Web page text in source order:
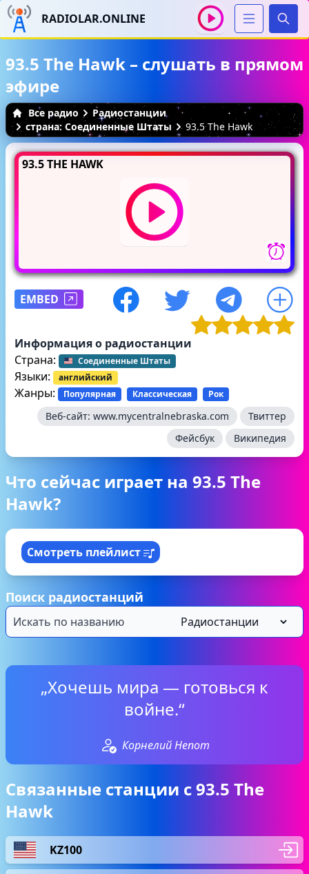
RADIOLAR.ONLINE
93.5 The Hawk – слушать в прямом
эфире
Все радио
Радиостанции
страна: Соединенные Штаты
93.5 The Hawk
93.5 THE HAWK
EMBED
Информация о радиостанции
Страна:
Соединенные Штаты
Языки: английский
Жанры: Популярная Классическая Рок
Веб-сайт: www.mycentralnebraska.com
Твиттер
Фейсбук
Википедия
Что сейчас играет на 93.5 The
Hawk?
Смотреть плейлист
Поиск радиостанций
„Хочешь мира — готовься к
войне.“
Корнелий Непот
Связанные станции с 93.5 The
Hawk
KZ100